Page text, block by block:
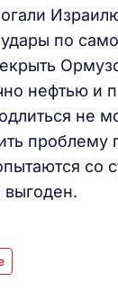
по
нефтью и
не
выгоден.